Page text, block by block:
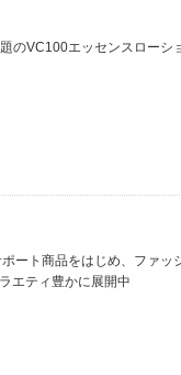
のVC100エッセンスローシ
ート商品をはじめ、ファッ
エティ豊かに展開中